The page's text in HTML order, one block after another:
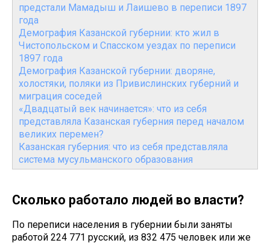
предстали Мамадыш и Лаишево в переписи 1897
года
Демография Казанской губернии: кто жил в
Чистопольском и Спасском уездах по переписи
1897 года
Демография Казанской губернии: дворяне,
холостяки, поляки из Привислинских губерний и
миграция соседей
«Двадцатый век начинается»: что из себя
представляла Казанская губерния перед началом
великих перемен?
Казанская губерния: что из себя представляла
система мусульманского образования
Сколько работало людей во власти?
По переписи населения в губернии были заняты
работой 224 771 русский, из 832 475 человек или же